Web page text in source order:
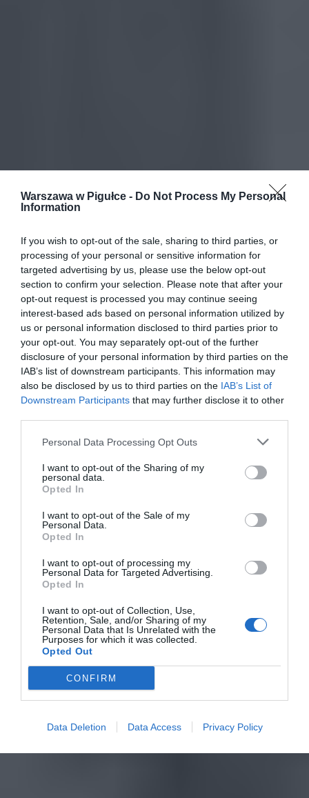
Warszawa w Pigułce - Do Not Process My Personal
Information
If you wish to opt-out of the sale, sharing to third parties, or
processing of your personal or sensitive information for
targeted advertising by us, please use the below opt-out
section to confirm your selection. Please note that after your
opt-out request is processed you may continue seeing
interest-based ads based on personal information utilized by
us or personal information disclosed to third parties prior to
your opt-out. You may separately opt-out of the further
disclosure of your personal information by third parties on the
IAB’s list of downstream participants. This information may
also be disclosed by us to third parties on the IAB’s List of
Downstream Participants that may further disclose it to other
Personal Data Processing Opt Outs
I want to opt-out of the Sharing of my
personal data.
Opted In
I want to opt-out of the Sale of my
Personal Data.
Opted In
I want to opt-out of processing my
Personal Data for Targeted Advertising.
Opted In
I want to opt-out of Collection, Use,
Retention, Sale, and/or Sharing of my
Personal Data that Is Unrelated with the
Purposes for which it was collected.
Opted Out
CONFIRM
Data Deletion Data Access Privacy Policy